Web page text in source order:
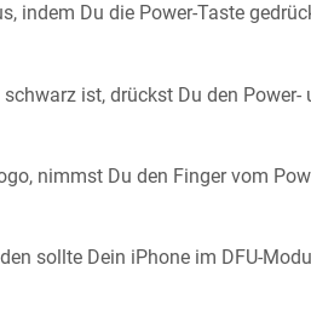
indem Du die Power-Taste
ist, drückst Du den
nimmst Du den Finger vom
sollte Dein iPhone im DFU-